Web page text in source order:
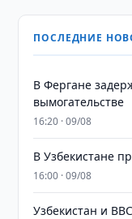
ПОСЛЕДНИЕ
В Фергане
вымогательстве
16:20 · 09/08
В Узбекистане
16:00 · 09/08
Узбекистан и